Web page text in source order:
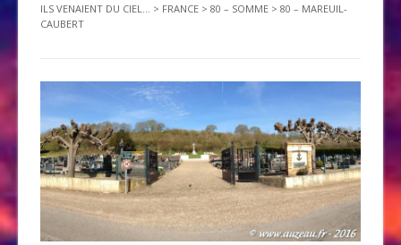
ILS VENAIENT DU CIEL... > FRANCE > 80 – SOMME > 80 – MAREUIL-
CAUBERT